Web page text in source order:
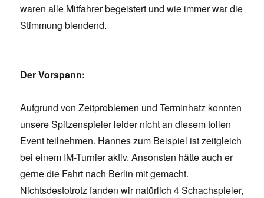
waren alle Mitfahrer begeistert und wie immer war die
Stimmung blendend.
Der Vorspann:
Aufgrund von Zeitproblemen und Terminhatz konnten
unsere Spitzenspieler leider nicht an diesem tollen
Event teilnehmen. Hannes zum Beispiel ist zeitgleich
bei einem IM-Turnier aktiv. Ansonsten hätte auch er
gerne die Fahrt nach Berlin mit gemacht.
Nichtsdestotrotz fanden wir natürlich 4 Schachspieler,